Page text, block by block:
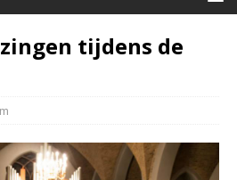
tijdens de